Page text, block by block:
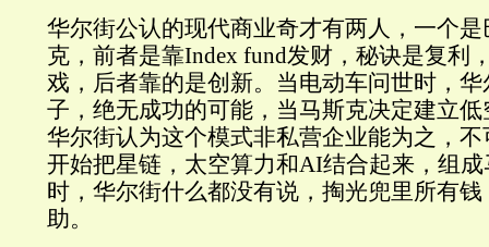
华尔街公认的现代商业奇才有两人，一个
克，前者是靠Index fund发财，秘诀是复利
戏，后者靠的是创新。当电动车问世时，
子，绝无成功的可能，当马斯克决定建立
华尔街认为这个模式非私营企业能为之，
开始把星链，太空算力和AI结合起来，组
时，华尔街什么都没有说，掏光兜里所有
助。